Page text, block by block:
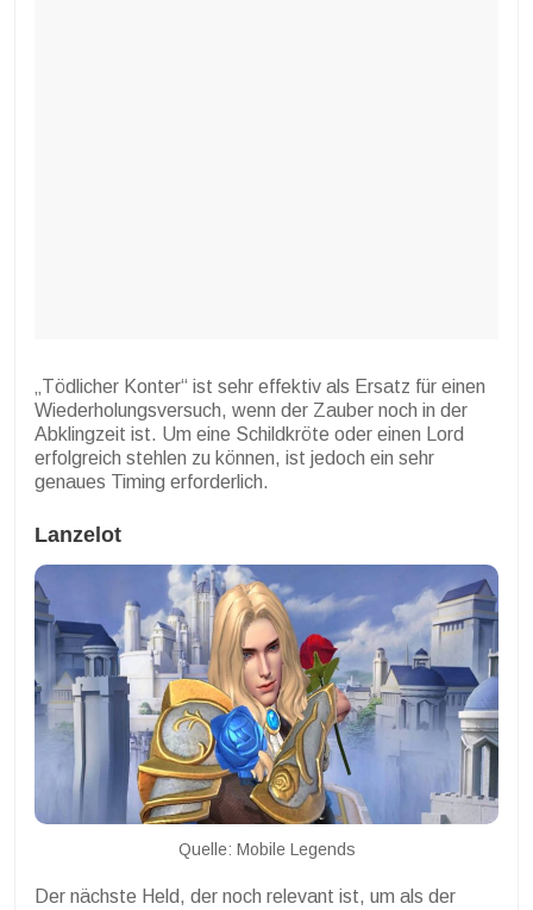
„Tödlicher Konter“ ist sehr effektiv als Ersatz für einen
Wiederholungsversuch, wenn der Zauber noch in der
Abklingzeit ist. Um eine Schildkröte oder einen Lord
erfolgreich stehlen zu können, ist jedoch ein sehr
genaues Timing erforderlich.
Lanzelot
Quelle: Mobile Legends
Der nächste Held, der noch relevant ist, um als der